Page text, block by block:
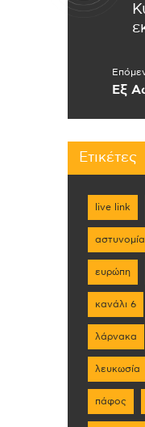
Εξ
Ετικέτες
live link
αστυνομία
ευρώπη
κανάλι 6
λάρνακα
λευκωσία
πάφος